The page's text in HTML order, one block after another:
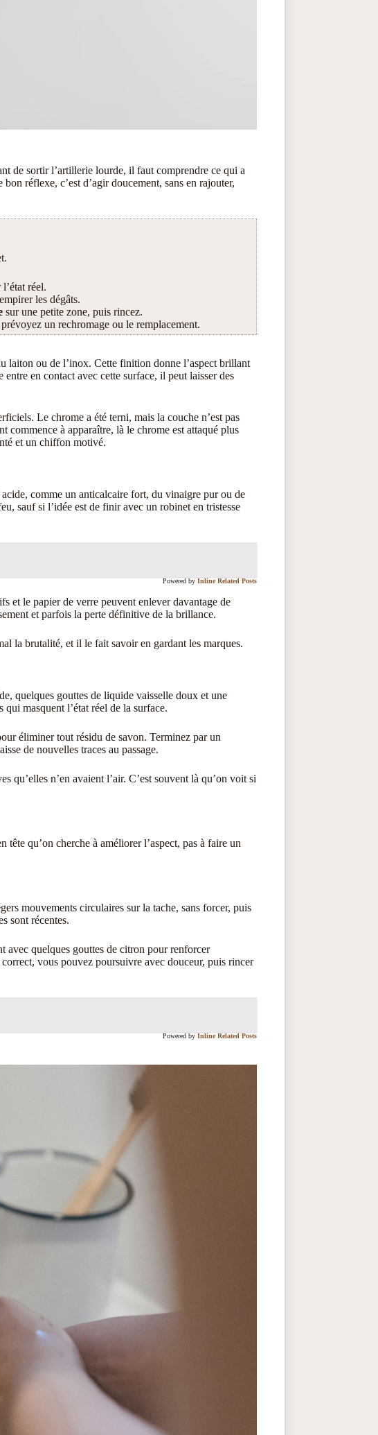
de sortir l’artillerie lourde, il faut comprendre ce qui a
réflexe, c’est d’agir doucement, sans en rajouter,
réel.
les dégâts.
sur une petite zone, puis rincez.
un rechromage ou le remplacement.
laiton ou de l’inox. Cette finition donne l’aspect brillant
en contact avec cette surface, il peut laisser des
Le chrome a été terni, mais la couche n’est pas
commence à apparaître, là le chrome est attaqué plus
et un chiffon motivé.
comme un anticalcaire fort, du vinaigre pur ou de
sauf si l’idée est de finir avec un robinet en tristesse
Powered by Inline Related Posts
et le papier de verre peuvent enlever davantage de
et parfois la perte définitive de la brillance.
la brutalité, et il le fait savoir en gardant les marques.
quelques gouttes de liquide vaisselle doux et une
masquent l’état réel de la surface.
éliminer tout résidu de savon. Terminez par un
de nouvelles traces au passage.
n’en avaient l’air. C’est souvent là qu’on voit si
qu’on cherche à améliorer l’aspect, pas à faire un
mouvements circulaires sur la tache, sans forcer, puis
sont récentes.
avec quelques gouttes de citron pour renforcer
vous pouvez poursuivre avec douceur, puis rincer
Powered by Inline Related Posts